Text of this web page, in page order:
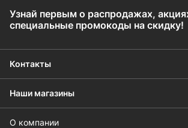
Узнай первым о распродажах,
специальные промокоды на скидку!
Контакты
Наши магазины
О компании